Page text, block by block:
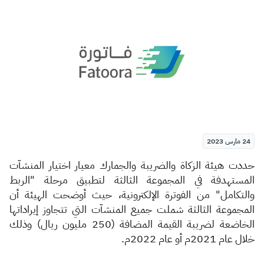
التصرفات العقارية
24 مارس 2023
​​​​​​​حددت هيئة الزكاة والضريبة والجمارك معيار اختيار المنشآت
المستهدفة في المجموعة الثالثة لتطبيق مرحلة
"الربط
والتكامل" من الفوترة الإلكترونية، حيث أوضحت الهيئة أن
المجموعة الثالثة شملت جميع المنشآت التي تتجاوز إيراداتها
الخاضعة لضريبة القيمة المضافة (
250 مليون ريال) وذلك
خلالعام مأوعام م.